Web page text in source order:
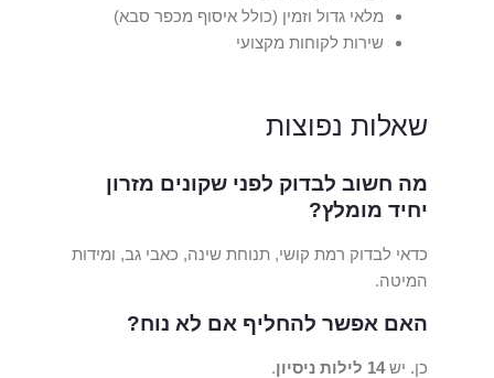
מלאי גדול וזמין (כולל איסוף מכפר סבא)
שירות לקוחות מקצועי
שאלות נפוצות
מה חשוב לבדוק לפני שקונים מזרון
יחיד מומלץ?
כדאי לבדוק רמת קושי, תנוחת שינה, כאבי גב, ומידות
המיטה.
האם אפשר להחליף אם לא נוח?
כן. יש14 לילות ניסיון .